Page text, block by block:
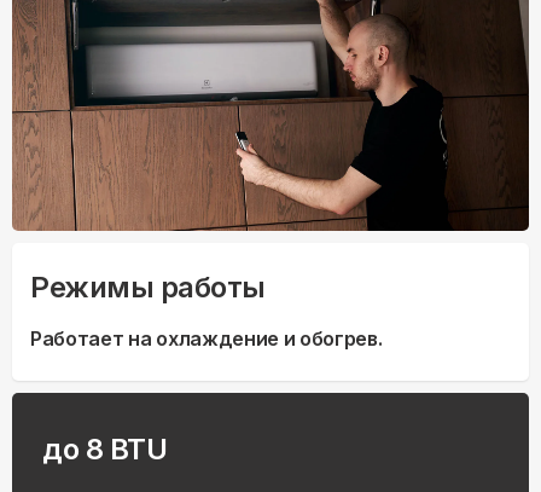
Режимы работы
Работает на охлаждение и обогрев.
до 8 BTU